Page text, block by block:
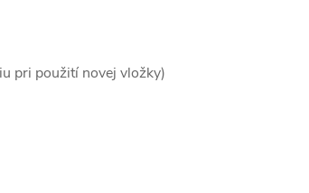
pri použití novej vložky)